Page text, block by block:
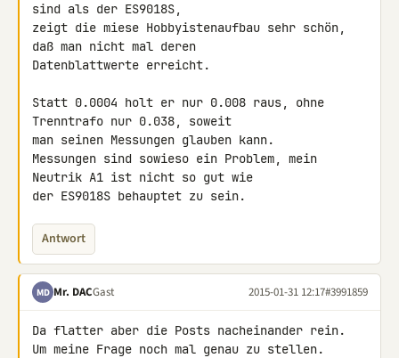
sind als der ES9018S,
zeigt die miese Hobbyistenaufbau sehr schön,
daß man nicht mal deren
Datenblattwerte erreicht.
Statt 0.0004 holt er nur 0.008 raus, ohne
Trenntrafo nur 0.038, soweit
man seinen Messungen glauben kann.
Messungen sind sowieso ein Problem, mein
Neutrik A1 ist nicht so gut wie
der ES9018S behauptet zu sein.
Antwort
MD Mr. DACGast 2015-01-31 12:17#3991859
Da flatter aber die Posts nacheinander rein.
Um meine Frage noch mal genau zu stellen.